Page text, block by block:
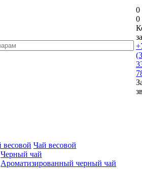
0
0
Чай весовой
Черный чай
Ароматизированный черный чай